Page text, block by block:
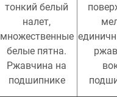
тонкий белый
налет,
множественные
белые пятна.
Ржавчина на
подшипнике